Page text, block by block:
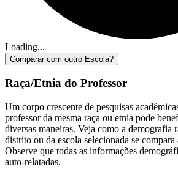
Loading...
Comparar com outro Escola?
Raça/Etnia do Professor
Um corpo crescente de pesquisas
professor da mesma raça ou etnia pode
diversas maneiras. Veja como a demografia
distrito ou da escola selecionada se
Observe que todas as informações
auto-relatadas.